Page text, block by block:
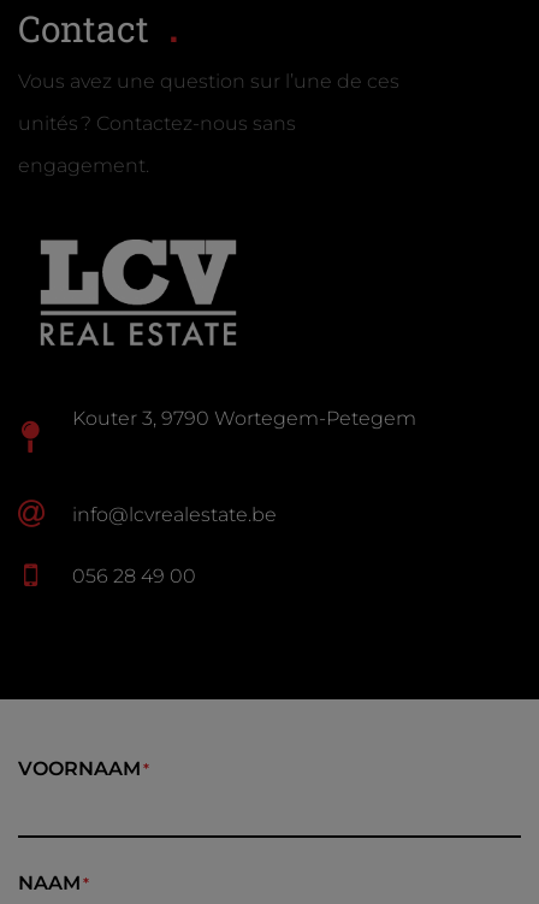
Contact
Vous avez une question sur l’une de ces
unités ? Contactez-nous sans
engagement.
Kouter 3, 9790 Wortegem-Petegem
info@lcvrealestate.be
056 28 49 00
VOORNAAM
NAAM